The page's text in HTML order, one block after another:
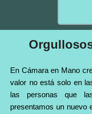
En Cámara en Mano
valor no está solo en
las personas que
presentamos un nuevo